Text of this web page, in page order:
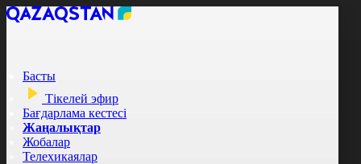
Басты
Тікелей эфир
Бағдарлама кестесі
Жаңалықтар
Жобалар
Телехикаялар